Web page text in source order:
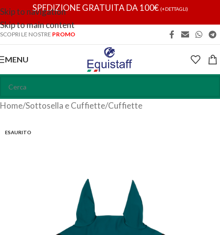
Skip to navigation
Skip to main content
SPEDIZIONE GRATUITA DA 100€ (+DETTAGLI)
SCOPRI LE NOSTRE PROMO
MENU
Home/Sottosella e Cuffiette/Cuffiette
ESAURITO